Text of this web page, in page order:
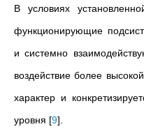
В условиях
функционирующие
и системно
воздействие более
характер и
уровня [9]